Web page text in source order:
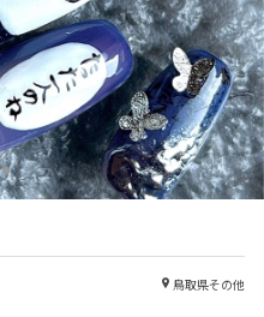
鳥取県その他